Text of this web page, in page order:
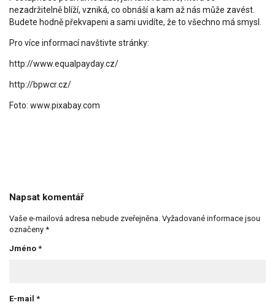
nezadržitelně blíží, vzniká, co obnáší a kam až nás může zavést.
Budete hodně překvapeni a sami uvidíte, že to všechno má smysl.
Pro více informací navštivte stránky:
http://www.equalpayday.cz/
http://bpwcr.cz/
Foto: www.pixabay.com
Napsat komentář
Vaše e-mailová adresa nebude zveřejněna. Vyžadované informace jsou
označeny *
Jméno *
E-mail *